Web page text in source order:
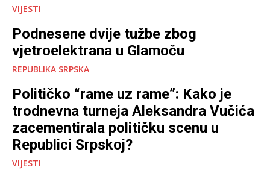
VIJESTI
Podnesene dvije tužbe zbog
vjetroelektrana u Glamoču
REPUBLIKA SRPSKA
Političko “rame uz rame”: Kako je
trodnevna turneja Aleksandra Vučića
zacementirala političku scenu u
Republici Srpskoj?
VIJESTI